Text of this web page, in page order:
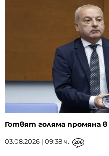
Готвят голяма промяна
03.08.2026 | 09:38 ч. 206